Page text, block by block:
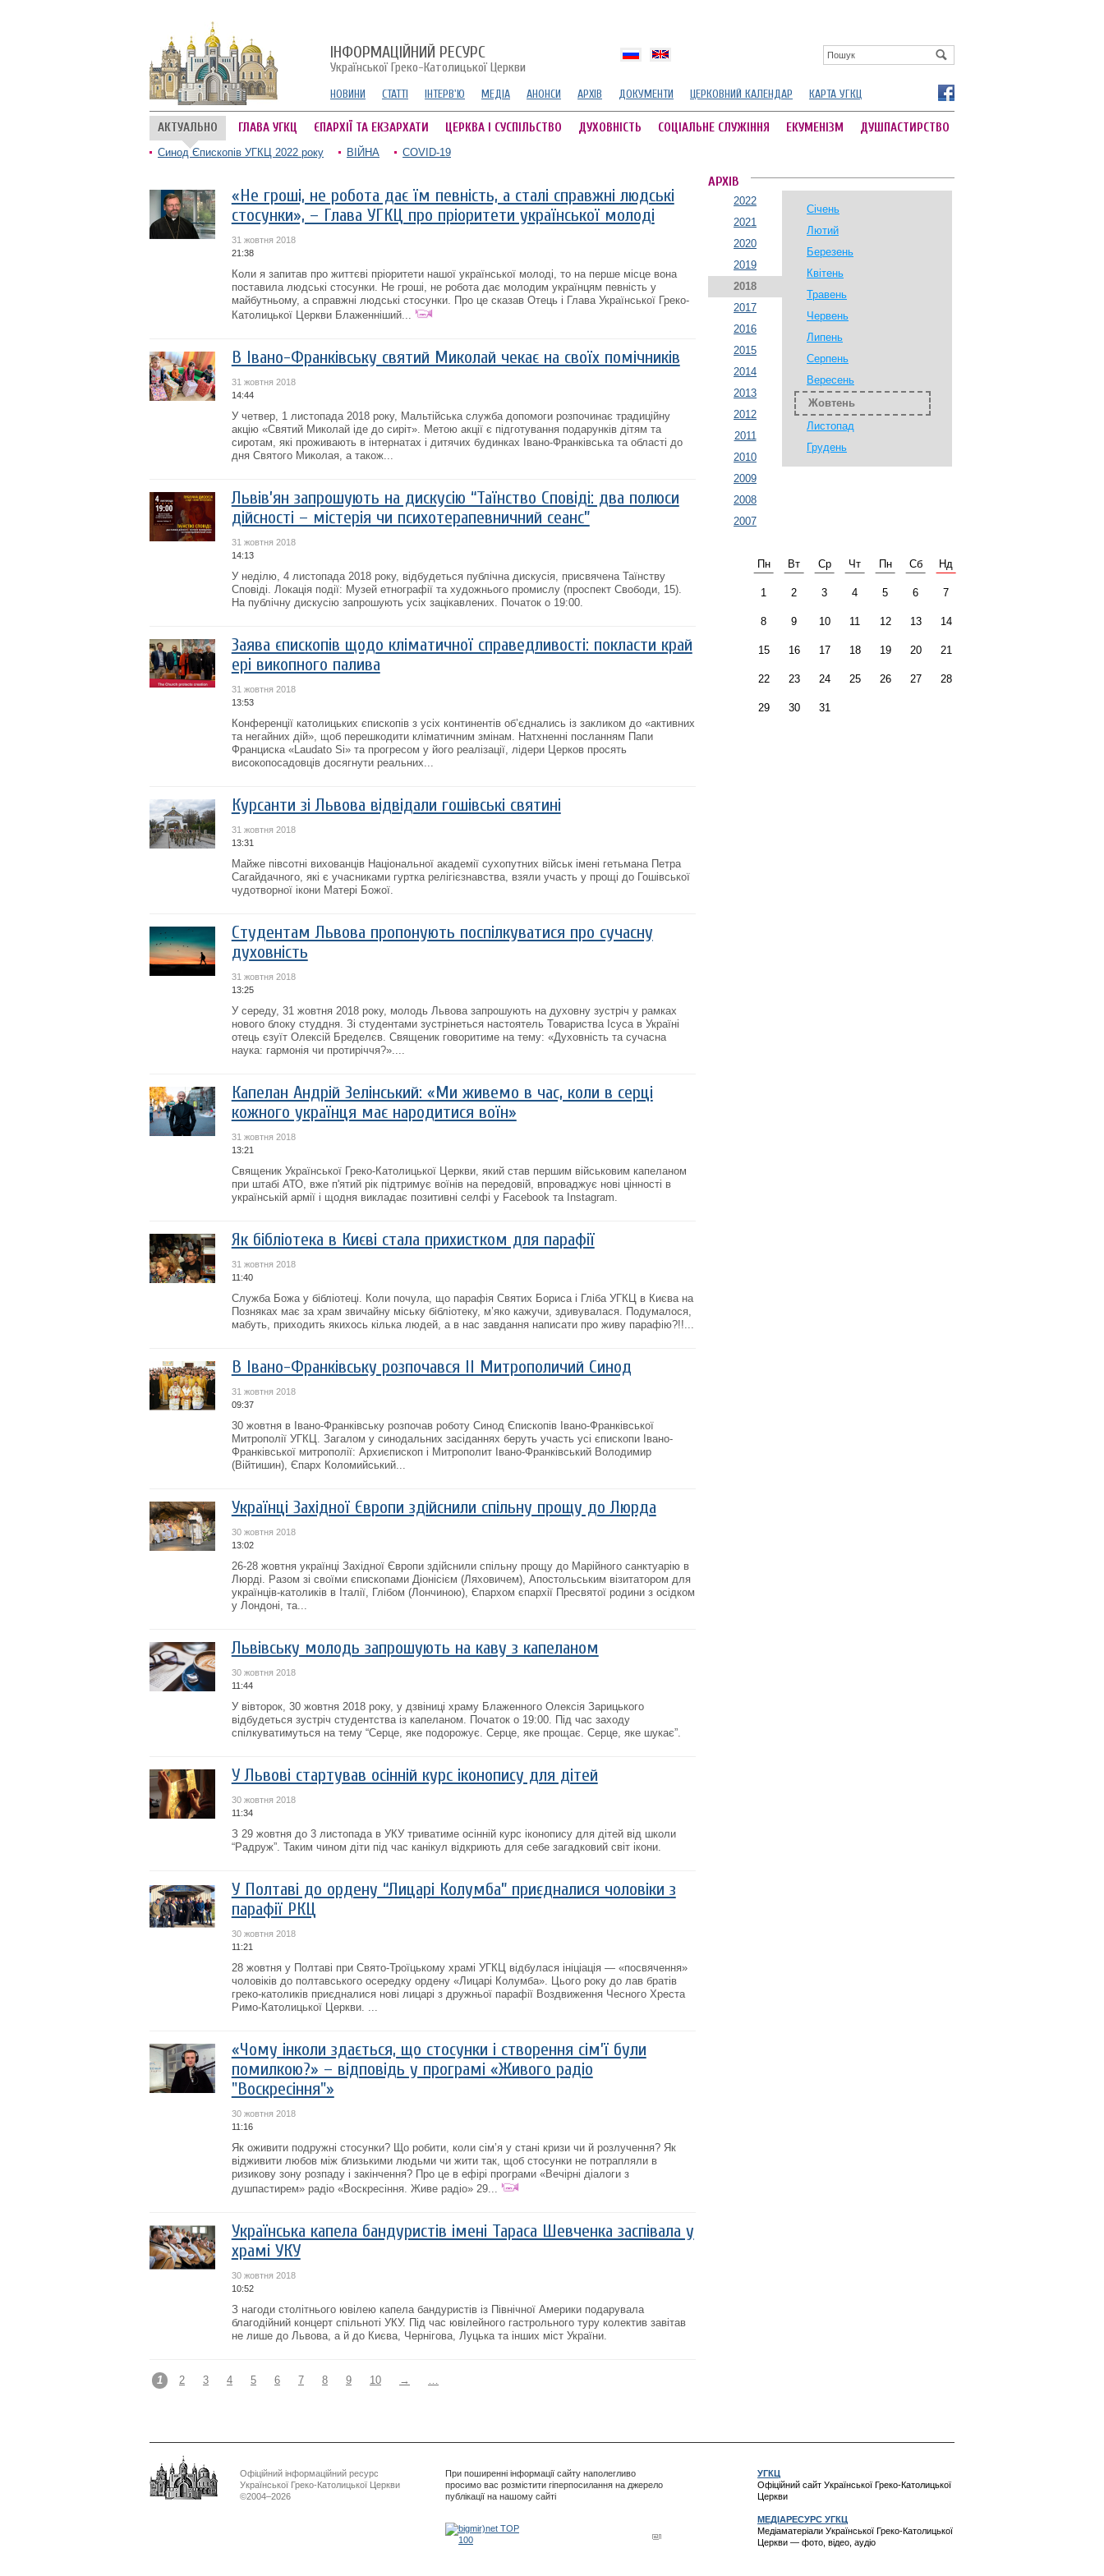
ІНФОРМАЦІЙНИЙ РЕСУРС
Української Греко-Католицької Церкви
НОВИНИ СТАТТІ ІНТЕРВ'Ю МЕДІА АНОНСИ АРХІВ ДОКУМЕНТИ ЦЕРКОВНИЙ КАЛЕНДАР КАРТА УГКЦ
АКТУАЛЬНО ГЛАВА УГКЦ ЄПАРХІЇ ТА ЕКЗАРХАТИ ЦЕРКВА І СУСПІЛЬСТВО ДУХОВНІСТЬ СОЦІАЛЬНЕ СЛУЖІННЯ ЕКУМЕНІЗМ ДУШПАСТИРСТВО
Синод Єпископів УГКЦ 2022 року ВІЙНА COVID-19
«Не гроші, не робота дає їм певність, а сталі справжні людські
стосунки», – Глава УГКЦ про пріоритети української молоді
31 жовтня 2018
21:38
Коли я запитав про життєві пріоритети нашої української молоді, то на перше місце вона
поставила людські стосунки. Не гроші, не робота дає молодим українцям певність у
майбутньому, а справжні людські стосунки. Про це сказав Отець і Глава Української Греко-
Католицької Церкви Блаженніший...
В Івано-Франківську святий Миколай чекає на своїх помічників
31 жовтня 2018
14:44
У четвер, 1 листопада 2018 року, Мальтійська служба допомоги розпочинає традиційну
акцію «Святий Миколай іде до сиріт». Метою акції є підготування подарунків дітям та
сиротам, які проживають в інтернатах і дитячих будинках Івано-Франківська та області до
дня Святого Миколая, а також...
Львів’ян запрошують на дискусію “Таїнство Сповіді: два полюси
дійсності – містерія чи психотерапевничний сеанс”
31 жовтня 2018
14:13
У неділю, 4 листопада 2018 року, відбудеться публічна дискусія, присвячена Таїнству
Сповіді. Локація події: Музей етнографії та художнього промислу (проспект Свободи, 15).
На публічну дискусію запрошують усіх зацікавлених. Початок о 19:00.
Заява єпископів щодо кліматичної справедливості: покласти край
ері викопного палива
31 жовтня 2018
13:53
Конференції католицьких єпископів з усіх континентів об’єднались із закликом до «активних
та негайних дій», щоб перешкодити кліматичним змінам. Натхненні посланням Папи
Франциска «Laudato Si» та прогресом у його реалізації, лідери Церков просять
високопосадовців досягнути реальних...
Курсанти зі Львова відвідали гошівські святині
31 жовтня 2018
13:31
Майже півсотні вихованців Національної академії сухопутних військ імені гетьмана Петра
Сагайдачного, які є учасниками гуртка релігієзнавства, взяли участь у прощі до Гошівської
чудотворної ікони Матері Божої.
Студентам Львова пропонують поспілкуватися про сучасну
духовність
31 жовтня 2018
13:25
У середу, 31 жовтня 2018 року, молодь Львова запрошують на духовну зустріч у рамках
нового блоку студдня. Зі студентами зустрінеться настоятель Товариства Ісуса в Україні
отець єзуїт Олексій Бределєв. Священик говоритиме на тему: «Духовність та сучасна
наука: гармонія чи протиріччя?»....
Капелан Андрій Зелінський: «Ми живемо в час, коли в серці
кожного українця має народитися воїн»
31 жовтня 2018
13:21
Священик Української Греко-Католицької Церкви, який став першим військовим капеланом
при штабі АТО, вже п'ятий рік підтримує воїнів на передовій, впроваджує нові цінності в
українській армії і щодня викладає позитивні селфі у Facebook та Instagram.
Як бібліотека в Києві стала прихистком для парафії
31 жовтня 2018
11:40
Служба Божа у бібліотеці. Коли почула, що парафія Святих Бориса і Гліба УГКЦ в Києва на
Позняках має за храм звичайну міську бібліотеку, м’яко кажучи, здивувалася. Подумалося,
мабуть, приходить якихось кілька людей, а в нас завдання написати про живу парафію?!!...
В Івано-Франківську розпочався ІІ Митрополичий Синод
31 жовтня 2018
09:37
30 жовтня в Івано-Франківську розпочав роботу Синод Єпископів Івано-Франківської
Митрополії УГКЦ. Загалом у синодальних засіданнях беруть участь усі єпископи Івано-
Франківської митрополії: Архиєпископ і Митрополит Івано-Франківський Володимир
(Війтишин), Єпарх Коломийський...
Українці Західної Європи здійснили спільну прощу до Люрда
30 жовтня 2018
13:02
26-28 жовтня українці Західної Європи здійснили спільну прощу до Марійного санктуарію в
Люрді. Разом зі своїми єпископами Діонісієм (Ляховичем), Апостольським візитатором для
українців-католиків в Італії, Глібом (Лончиною), Єпархом єпархії Пресвятої родини з осідком
у Лондоні, та...
Львівську молодь запрошують на каву з капеланом
30 жовтня 2018
11:44
У вівторок, 30 жовтня 2018 року, у дзвіниці храму Блаженного Олексія Зарицького
відбудеться зустріч студентства із капеланом. Початок о 19:00. Під час заходу
спілкуватимуться на тему “Серце, яке подорожує. Серце, яке прощає. Серце, яке шукає”.
У Львові стартував осінній курс іконопису для дітей
30 жовтня 2018
11:34
З 29 жовтня до 3 листопада в УКУ триватиме осінній курс іконопису для дітей від школи
“Радруж”. Таким чином діти під час канікул відкриють для себе загадковий світ ікони.
У Полтаві до ордену “Лицарі Колумба” приєдналися чоловіки з
парафії РКЦ
30 жовтня 2018
11:21
28 жовтня у Полтаві при Свято-Троїцькому храмі УГКЦ відбулася ініціація — «посвячення»
чоловіків до полтавського осередку ордену «Лицарі Колумба». Цього року до лав братів
греко-католиків приєдналися нові лицарі з дружньої парафії Воздвиження Чесного Хреста
Римо-Католицької Церкви. ...
«Чому інколи здається, що стосунки і створення сім’ї були
помилкою?» – відповідь у програмі «Живого радіо
"Воскресіння"»
30 жовтня 2018
11:16
Як оживити подружні стосунки? Що робити, коли сім’я у стані кризи чи й розлучення? Як
відживити любов між близькими людьми чи жити так, щоб стосунки не потрапляли в
ризикову зону розпаду і закінчення? Про це в ефірі програми «Вечірні діалоги з
душпастирем» радіо «Воскресіння. Живе радіо» 29...
Українська капела бандуристів імені Тараса Шевченка заспівала у
храмі УКУ
30 жовтня 2018
10:52
З нагоди столітнього ювілею капела бандуристів із Північної Америки подарувала
благодійний концерт спільноті УКУ. Під час ювілейного гастрольного туру колектив завітав
не лише до Львова, а й до Києва, Чернігова, Луцька та інших міст України.
1 2 3 4 5 6 7 8 9 10 → …
АРХІВ
2022
2021
2020
2019
2018
2017
2016
2015
2014
2013
2012
2011
2010
2009
2008
2007
Січень
Лютий
Березень
Квітень
Травень
Червень
Липень
Серпень
Вересень
Жовтень
Листопад
Грудень
Пн Вт Ср Чт Пн Сб Нд
1 2 3 4 5 6 7
8 9 10 11 12 13 14
15 16 17 18 19 20 21
22 23 24 25 26 27 28
29 30 31
Офіційний інформаційний ресурс
Української Греко-Католицької Церкви
©2004–2026
При поширенні інформації сайту наполегливо
просимо вас розмістити гіперпосилання на джерело
публікації на нашому сайті
УГКЦ
Офіційний сайт Української Греко-Католицької
Церкви
МЕДІАРЕСУРС УГКЦ
Медіаматеріали Української Греко-Католицької
Церкви — фото, відео, аудіо